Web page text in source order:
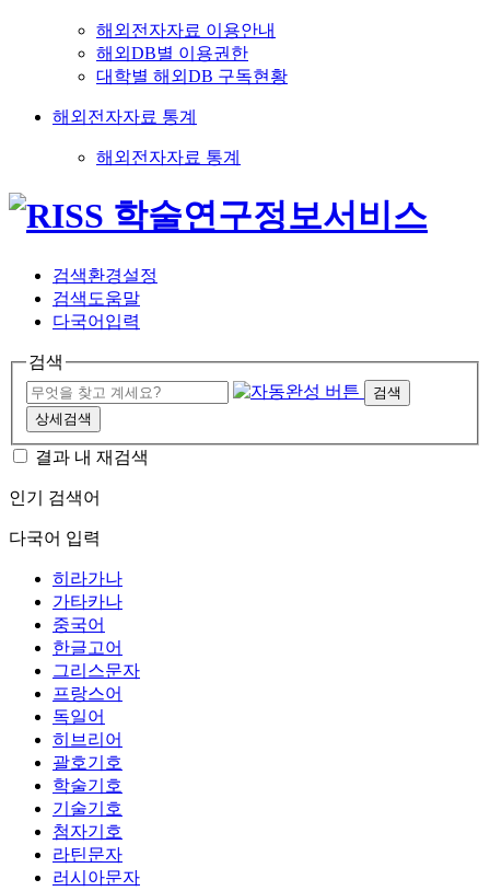
해외전자자료 이용안내
해외DB별 이용권한
대학별 해외DB 구독현황
해외전자자료 통계
해외전자자료 통계
검색환경설정
검색도움말
다국어입력
검색
검색
상세검색
결과 내 재검색
인기 검색어
다국어 입력
히라가나
가타카나
중국어
한글고어
그리스문자
프랑스어
독일어
히브리어
괄호기호
학술기호
기술기호
첨자기호
라틴문자
러시아문자